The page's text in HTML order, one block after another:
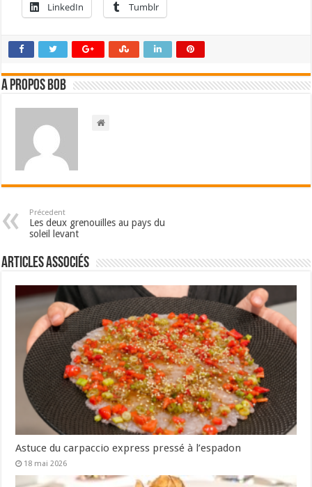
LinkedIn Tumblr
A propos bOb
Précedent
Les deux grenouilles au pays du
soleil levant
Articles associés
Astuce du carpaccio express pressé à l’espadon
18 mai 2026